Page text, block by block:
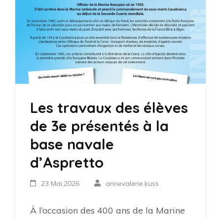
Les travaux des élèves
de 3e présentés à la
base navale
d’Aspretto
23 Mai,2026 annevalerie.kuss
À l’occasion des 400 ans de la Marine